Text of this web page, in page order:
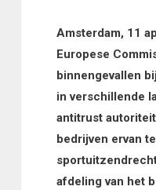
Amsterdam, 11
Europese
binnengevallen
in verschillende
antitrust
bedrijven ervan
afdeling van het